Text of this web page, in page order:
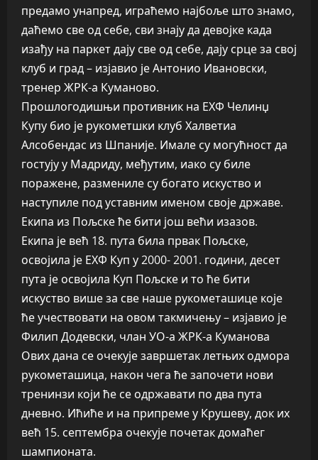
предамо унапред, играћемо најбоље што знамо,
даћемо све од себе, сви знају да девојке када
изађу на паркет дају све од себе, дају срце за свој
клуб и град – изјавио је Антонио Ивановски,
тренер ЖРК-а Куманово.
Прошлогодишњи противник на ЕХФ Челинџ
Купу био је рукометшки клуб Халветиа
Алсобендас из Шпаније. Имале су могућност да
гостују у Мадриду, међутим, иако су биле
поражене, размениле су богато искуство и
наступиле под уставним именом своје државе.
Екипа из Пољске ће бити још већи изазов.
Екипа је већ 18. пута била првак Пољске,
освојила је ЕХФ Куп у 2000- 2001. години, десет
пута је освојила Куп Пољске и то ће бити
искуство више за све наше рукометашице које
ће учествовати на овом такмичењу – изјавио је
Филип Додевски, члан УО-а ЖРК-а Куманова
Ових дана се очекује завршетак летњих одмора
рукометашица, након чега ће започети нови
тренинзи који ће се одржавати по два пута
дневно. Ићиће и на припреме у Крушеву, док их
већ 15. септембра очекује почетак домаћег
шампионата.